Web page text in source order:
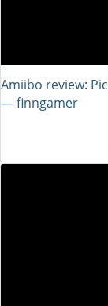
Amiibo review:
― finngamer